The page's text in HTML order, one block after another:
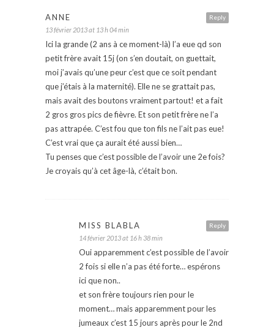
Reply
ANNE
13 février 2013 at 13 h 04 min
Ici la grande (2 ans à ce moment-là) l’a eue qd son
petit frère avait 15j (on s’en doutait, on guettait,
moi j’avais qu’une peur c’est que ce soit pendant
que j’étais à la maternité). Elle ne se grattait pas,
mais avait des boutons vraiment partout! et a fait
2 gros gros pics de fièvre. Et son petit frère ne l’a
pas attrapée. C’est fou que ton fils ne l’ait pas eue!
C’est vrai que ça aurait été aussi bien…
Tu penses que c’est possible de l’avoir une 2e fois?
Je croyais qu’à cet âge-là, c’était bon.
Reply
MISS BLABLA
14 février 2013 at 16 h 38 min
Oui apparemment c’est possible de l’avoir
2 fois si elle n’a pas été forte… espérons
ici que non..
et son frère toujours rien pour le
moment… mais apparemment pour les
jumeaux c’est 15 jours après pour le 2nd